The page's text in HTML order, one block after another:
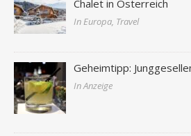
Chalet in Österreich
In Europa, Travel
Geheimtipp:
In Anzeige